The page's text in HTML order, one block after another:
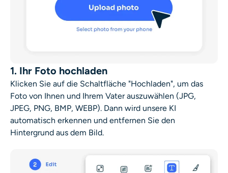
1. Ihr Foto hochladen
Klicken Sie auf die Schaltfläche "Hochladen", um das
Foto von Ihnen und Ihrem Vater auszuwählen (JPG,
JPEG, PNG, BMP, WEBP). Dann wird unsere KI
automatisch erkennen und entfernen Sie den
Hintergrund aus dem Bild.